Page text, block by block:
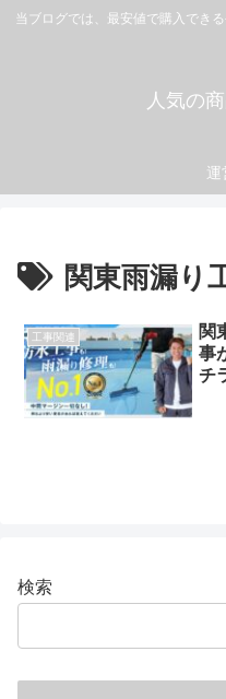
当ブログでは、最安値で購入でき
人気の
運
関東雨漏り
工事関連
関
事
チ
検索